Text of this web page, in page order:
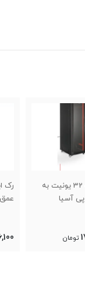
رک ایستاده 32 یونیت به
تومان
عمق 100 اچ